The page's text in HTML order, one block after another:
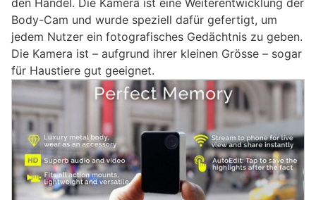
Body-Cam und wurde speziell dafür gefertigt, um
jedem Nutzer ein fotografisches Gedächtnis zu geben.
Die Kamera ist – aufgrund ihrer kleinen Grösse – sogar
für Haustiere gut geeignet.